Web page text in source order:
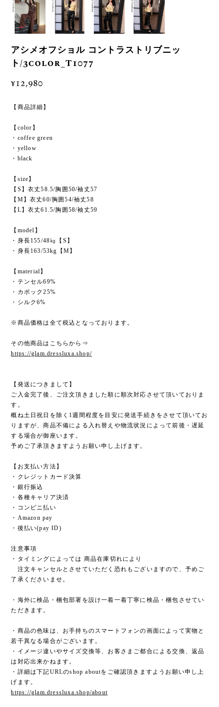
アシメオフショル コントラストリブニッ
ト/3color_T1077
¥12,980
【商品詳細】
【color】
・coffee green
・yellow
・black
【size】
【S】衣丈58.5/胸囲50/袖丈57
【M】衣丈60/胸囲54/袖丈58
【L】衣丈61.5/胸囲58/袖丈59
【model】
・身長155/48㎏【S】
・身長163/53kg【M】
【material】
・テンセル69%
・カポック25%
・シルク6%
※商品価格は全て税込となっております。
その他商品はこちらから⇒
https://glam.dressluxa.shop/
【発送につきまして】
ご入金完了後、ご注文頂きました順に順次対応させて頂いておりま
す。
概ね土日祝日を除く1週間程度を目安に発送手続きをさせて頂いてお
りますが、商品不備による入れ替えや物流状況によって前後・遅延
する場合が御座います。
予めご了承頂きますようお願い申し上げます。
【お支払い方法】
・クレジットカード決算
・銀行振込
・各種キャリア決済
・コンビニ払い
・Amazon pay
・後払い(pay ID)
注意事項
・タイミングによっては 商品在庫切れにより
注文キャンセルとさせていただく恐れもございますので、予めご
了承くださいませ。
・海外に検品・梱包部署を設け一着一着丁寧に検品・梱包させてい
ただきます。
・商品の色味は、お手持ちのスマートフォンの画面によって実物と
若干異なる場合がございます。
・イメージ違いやサイズ交換等、お客さまご都合による交換、返品
は対応出来かねます。
・詳細は下記URLのshop aboutをご確認頂きますようお願い申し上
げます。
https://glam.dressluxa.shop/about